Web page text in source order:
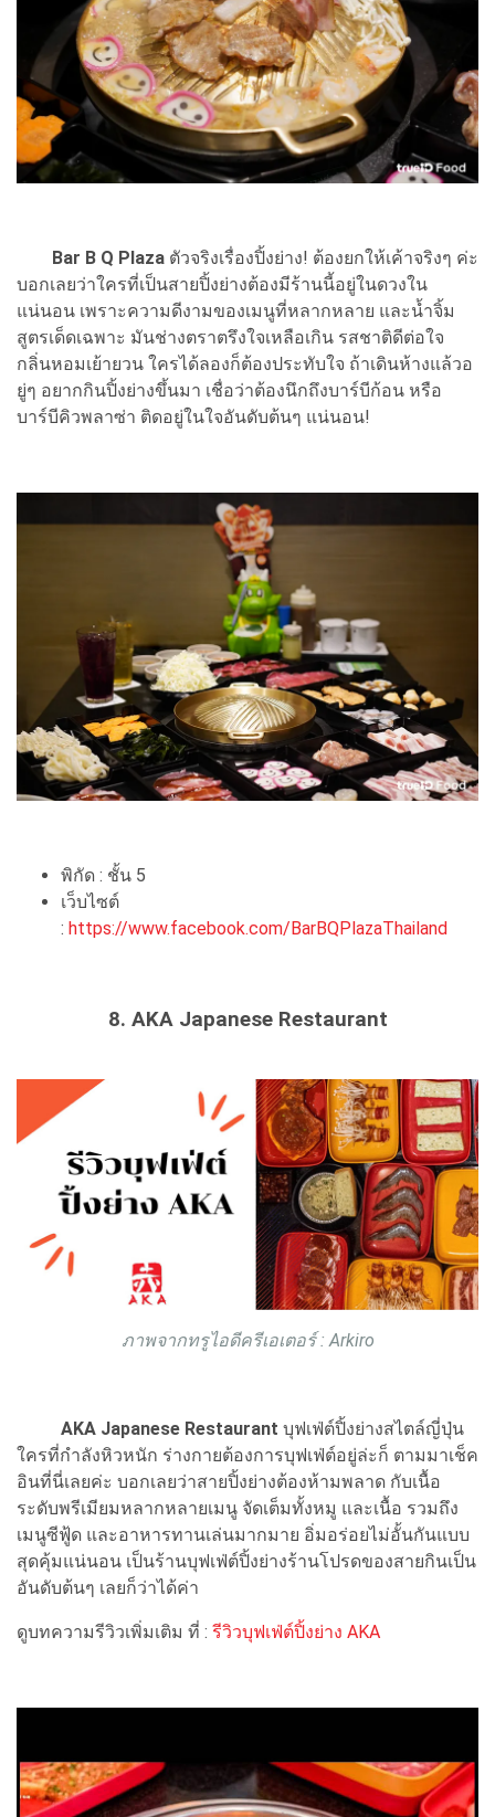
Bar B Q Plaza ตัวจริงเรื่องปิ้งย่าง! ต้องยกให้เค้าจริงๆ ค่ะ
บอกเลยว่าใครที่เป็นสายปิ้งย่างต้องมีร้านนี้อยู่ในดวงใน
แน่นอน เพราะความดีงามของเมนูที่หลากหลาย และน้ำจิ้ม
สูตรเด็ดเฉพาะ มันช่างตราตรึงใจเหลือเกิน รสชาติดีต่อใจ
กลิ่นหอมเย้ายวน ใครได้ลองก็ต้องประทับใจ ถ้าเดินห้างแล้วอ
ยู่ๆ อยากกินปิ้งย่างขึ้นมา เชื่อว่าต้องนึกถึงบาร์บีก้อน หรือ
บาร์บีคิวพลาซ่า ติดอยู่ในใจอันดับต้นๆ แน่นอน!
พิกัด : ชั้น 5
เว็บไซต์
: https://www.facebook.com/BarBQPlazaThailand
8. AKA Japanese Restaurant
ภาพจากทรูไอดีครีเอเตอร์ : Arkiro
AKA Japanese Restaurant บุฟเฟ่ต์ปิ้งย่างสไตล์ญี่ปุ่น
ใครที่กำลังหิวหนัก ร่างกายต้องการบุฟเฟ่ต์อยู่ล่ะก็ ตามมาเช็ค
อินที่นี่เลยค่ะ บอกเลยว่าสายปิ้งย่างต้องห้ามพลาด กับเนื้อ
ระดับพรีเมียมหลากหลายเมนู จัดเต็มทั้งหมู และเนื้อ รวมถึง
เมนูซีฟู้ด และอาหารทานเล่นมากมาย อิ่มอร่อยไม่อั้นกันแบบ
สุดคุ้มแน่นอน เป็นร้านบุฟเฟ่ต์ปิ้งย่างร้านโปรดของสายกินเป็น
อันดับต้นๆ เลยก็ว่าได้ค่า
ดูบทความรีวิวเพิ่มเติม ที่ : รีวิวบุฟเฟ่ต์ปิ้งย่าง AKA